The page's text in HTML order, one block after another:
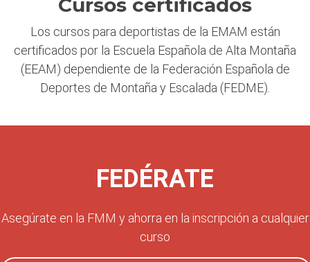
Los cursos para deportistas de la EMAM están
certificados por la Escuela Española de Alta Montaña
(EEAM) dependiente de la Federación Española de
Deportes de Montaña y Escalada (FEDME).
FEDÉRATE
Asegúrate en la FMM y ahorra en la inscripción a cualquier
curso